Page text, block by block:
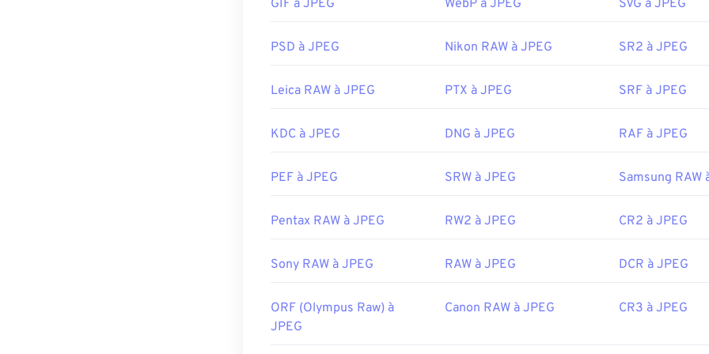
généralement de l'ouvrir dans votre visionneuse d'images, votre éditeur
faites un clic droit et sélectionnez « Ouvrir avec ».
Chrome, les applications Microsoft telles que Microsoft Photoset les
Développé par :
Joint Photographic Experts Group
https://en.wikipedia.org/wiki/JPEG
GIF à JPEG WebP à JPEG SVG à JPEG
PSD à JPEG Nikon RAW à JPEG SR2 à JPEG
Leica RAW à JPEG PTX à JPEG SRF à JPEG
KDC à JPEG DNG à JPEG RAF à JPEG
PEF à JPEG SRW à JPEG Samsung RAW
Pentax RAW à JPEG RW2 à JPEG CR2 à JPEG
Sony RAW à JPEG RAW à JPEG DCR à JPEG
ORF (Olympus Raw) à
JPEG
Canon RAW à JPEG CR3 à JPEG